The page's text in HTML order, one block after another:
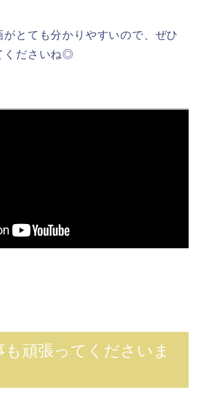
とても分かりやすいので、ぜひ
くださいね◎
も頑張ってくださいま